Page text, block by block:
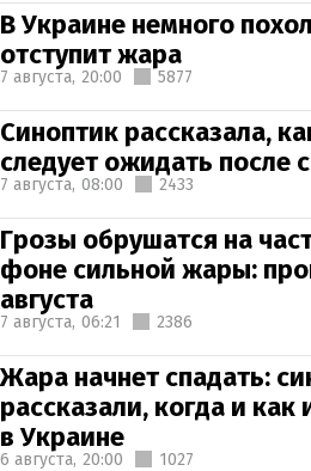
В Украине немного
отступит жара
7 августа, 20:00 5877
Синоптик рассказала,
следует ожидать после
7 августа, 08:00 2433
Грозы обрушатся на
фоне сильной жары:
августа
7 августа, 06:21 2386
Жара начнет спадать:
рассказали, когда и как
в Украине
6 августа, 20:00 1027